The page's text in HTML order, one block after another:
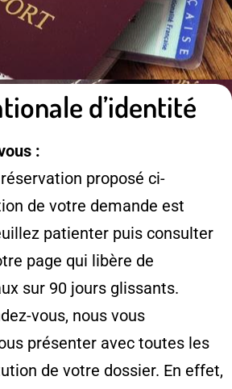
d’identité
:
proposé ci-
de votre demande est
patienter puis consulter
page qui libère de
sur 90 jours glissants.
vous, nous vous
présenter avec toutes les
de votre dossier. En effet,